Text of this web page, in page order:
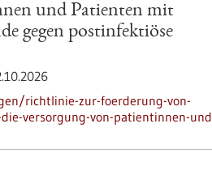
und Patienten mit
gegen postinfektiöse
richtlinie-zur-foerderung-von-
versorgung-von-patientinnen-und